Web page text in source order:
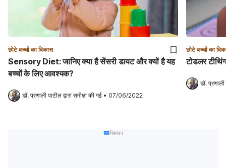
छोटे बच्चों का विकास
Sensory Diet: जानिए क्या है सेंसरी डायट और क्यों है यह
बच्चों के लिए आवश्यक?
डॉ. प्रणाली पाटील द्वारा समीक्षा की गई • 07/06/2022
छोटे बच्चों का
टोडलर
डॉ.
विज्ञापन